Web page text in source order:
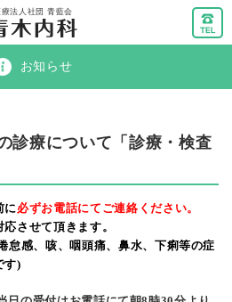
お知らせ
診療について「診療・検査
に必ずお電話にてご連絡ください。
させて頂きます。
感、咳、咽頭痛、鼻水、下痢等の症
す)